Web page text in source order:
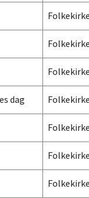
dag